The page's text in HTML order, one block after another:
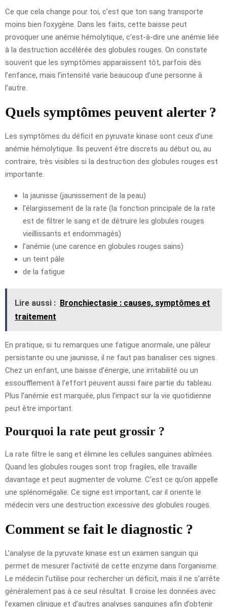
Ce que cela change pour toi, c’est que ton sang transporte
moins bien l’oxygène. Dans les faits, cette baisse peut
provoquer une anémie hémolytique, c’est-à-dire une anémie liée
à la destruction accélérée des globules rouges. On constate
souvent que les symptômes apparaissent tôt, parfois dès
l’enfance, mais l’intensité varie beaucoup d’une personne à
l’autre.
Quels symptômes peuvent alerter ?
Les symptômes du déficit en pyruvate kinase sont ceux d’une
anémie hémolytique. Ils peuvent être discrets au début ou, au
contraire, très visibles si la destruction des globules rouges est
importante.
la jaunisse (jaunissement de la peau)
l’élargissement de la rate (la fonction principale de la rate
est de filtrer le sang et de détruire les globules rouges
vieillissants et endommagés)
l’anémie (une carence en globules rouges sains)
un teint pâle
de la fatigue
Lire aussi : Bronchiectasie : causes, symptômes et
traitement
En pratique, si tu remarques une fatigue anormale, une pâleur
persistante ou une jaunisse, il ne faut pas banaliser ces signes.
Chez un enfant, une baisse d’énergie, une irritabilité ou un
essoufflement à l’effort peuvent aussi faire partie du tableau.
Plus l’anémie est marquée, plus l’impact sur la vie quotidienne
peut être important.
Pourquoi la rate peut grossir ?
La rate filtre le sang et élimine les cellules sanguines abîmées.
Quand les globules rouges sont trop fragiles, elle travaille
davantage et peut augmenter de volume. C’est ce qu’on appelle
une splénomégalie. Ce signe est important, car il oriente le
médecin vers une destruction excessive des globules rouges.
Comment se fait le diagnostic ?
L’analyse de la pyruvate kinase est un examen sanguin qui
permet de mesurer l’activité de cette enzyme dans l’organisme.
Le médecin l’utilise pour rechercher un déficit, mais il ne s’arrête
généralement pas à ce seul résultat. Il croise les données avec
l’examen clinique et d’autres analyses sanguines afin d’obtenir